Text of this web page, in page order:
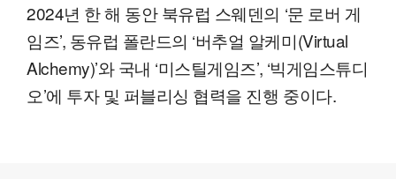
2024년 한 해 동안 북유럽 스웨덴의 ‘문 로버 게
임즈’, 동유럽 폴란드의 ‘버추얼 알케미(Virtual
Alchemy)’와 국내 ‘미스틸게임즈’, ‘빅게임스튜디
오’에 투자 및 퍼블리싱 협력을 진행 중이다.